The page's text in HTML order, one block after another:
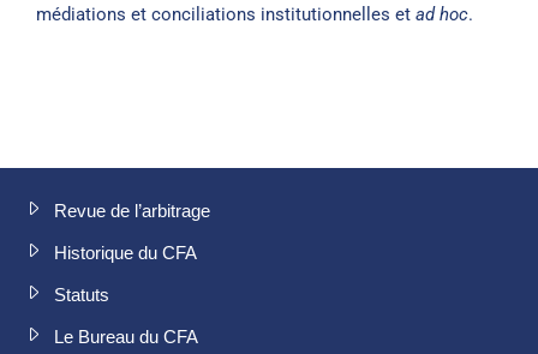
médiations et conciliations institutionnelles et ad hoc.
Revue de l’arbitrage
Historique du CFA
Statuts
Le Bureau du CFA